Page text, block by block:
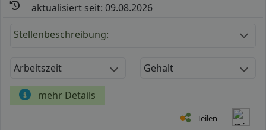
aktualisiert seit: 09.08.2026
Stellenbeschreibung:
Arbeitszeit Gehalt
mehr Details
Teilen